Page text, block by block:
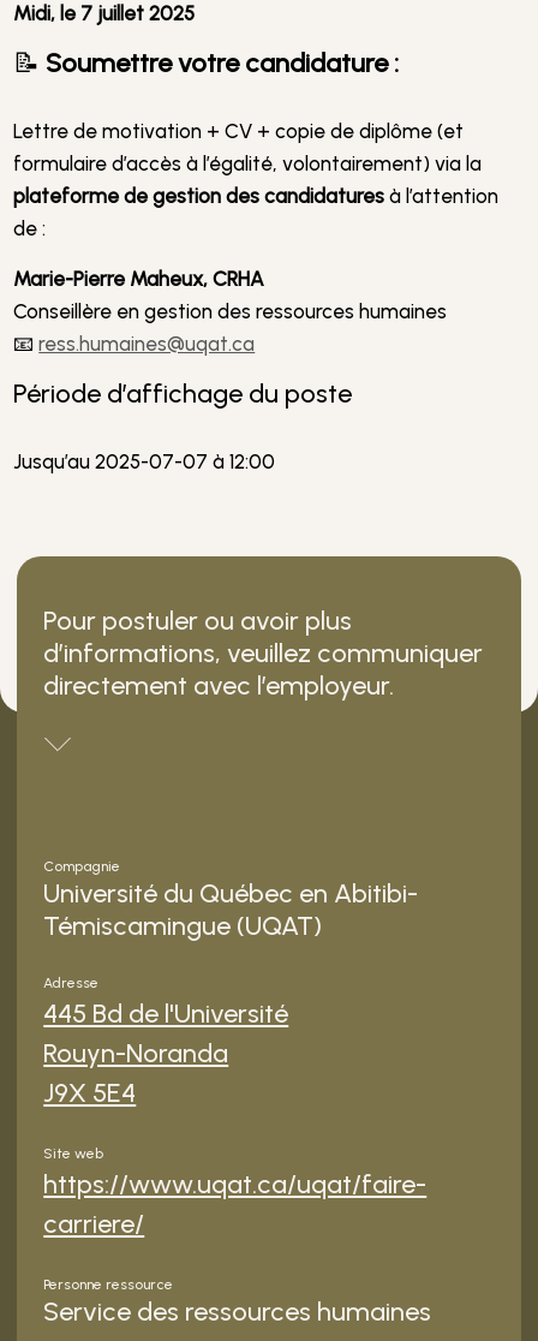
Midi, le 7 juillet 2025
📝 Soumettre votre candidature :
Lettre de motivation + CV + copie de diplôme (et
formulaire d’accès à l’égalité, volontairement) via la
plateforme de gestion des candidatures à l’attention
de :
Marie-Pierre Maheux, CRHA
Conseillère en gestion des ressources humaines
📧ress.humaines@uqat.ca
Période d’affichage du poste
Jusqu’au 2025-07-07 à 12:00
Pour postuler ou avoir plus
d’informations, veuillez communiquer
directement avec l’employeur.
Compagnie
Université du Québec en Abitibi-
Témiscamingue (UQAT)
Adresse
445 Bd de l'Université
Rouyn-Noranda
J9X 5E4
Site web
https://www.uqat.ca/uqat/faire-
carriere/
Personne ressource
Service des ressources humaines